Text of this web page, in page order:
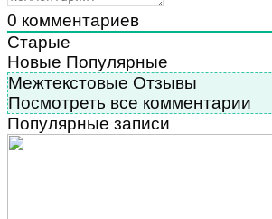
0 комментариев
Старые
Новые Популярные
Межтекстовые Отзывы
Посмотреть все комментарии
Популярные записи